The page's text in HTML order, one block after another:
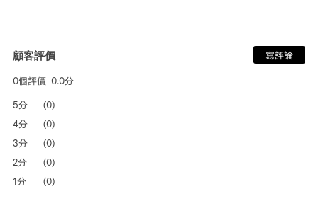
顧客評價
0個評價 0.0分
寫評論
5分
(0)
4分
(0)
3分
(0)
2分
(0)
1分
(0)